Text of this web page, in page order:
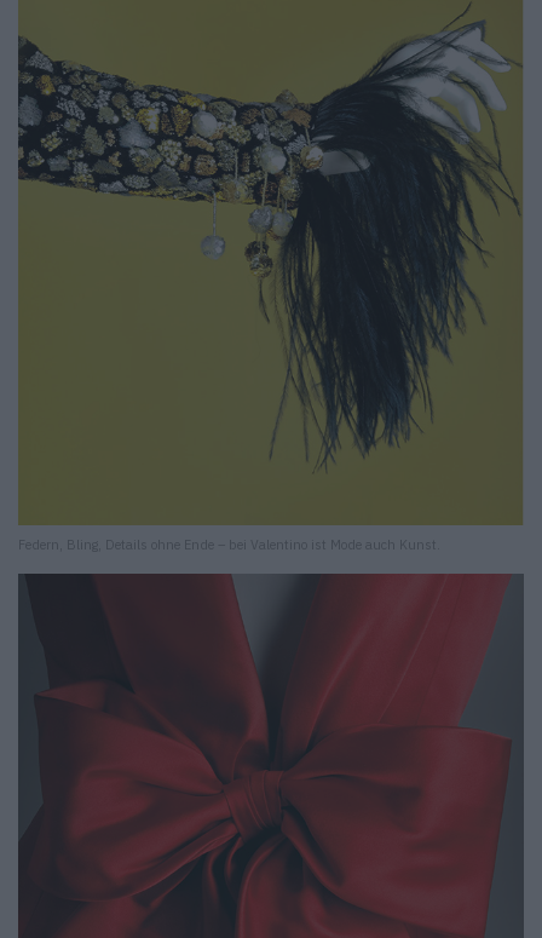
Federn, Bling, Details ohne Ende – bei Valentino ist Mode auch Kunst.